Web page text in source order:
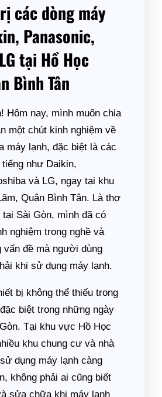
các dòng máy
Panasonic,
tại Hồ Học
Bình Tân
Hôm nay, mình muốn chia
một chút kinh nghiệm về
máy lạnh, đặc biệt là các
như Daikin,
và LG, ngay tại khu
Quận Bình Tân. Là thợ
Sài Gòn, mình đã có
nghiệm trong nghề và
vấn đề mà người dùng
khi sử dụng máy lạnh.
bị không thể thiếu trong
biệt trong những ngày
Tại khu vực Hồ Học
khu chung cư và nhà
dụng máy lạnh càng
không phải ai cũng biết
sửa chữa khi máy lạnh